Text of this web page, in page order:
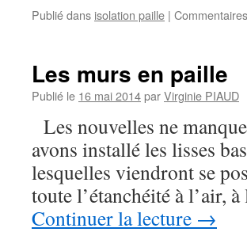
Publié dans isolation paille |
Les murs en paille
Publié le 16 mai 2014parVirginie PIAUD
Les nouvelles ne
avons installé les lisses
lesquelles viendront se
toute l’étanchéité à l’air,
Continuer la lecture →